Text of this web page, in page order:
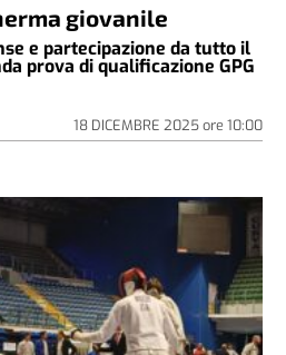
giovanile
e partecipazione da tutto il
prova di qualificazione GPG
18 DICEMBRE 2025ore 10:00